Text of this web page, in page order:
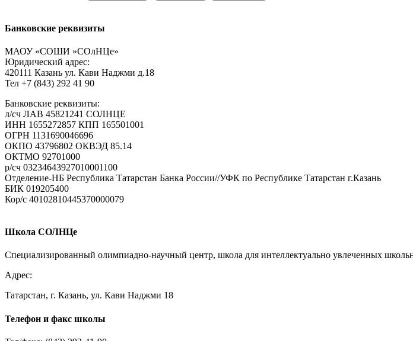
Пользуетесь соц.сетью?
Войти Vkontakte
Ваш e-mail не будет опубликован.Обязательные поля помечены
Имя*
E-mail*
Сайт
Банковские реквизиты
МАОУ «СОШИ »СОлНЦе»
Юридический адрес:
420111 Казань ул. Кави Наджми д.18
Тел +7 (843) 292 41 90
Банковские реквизиты:
л/сч ЛАВ 45821241 СОЛНЦЕ
ИНН 1655272857 КПП 165501001
ОГРН 1131690046696
ОКПО 43796802 ОКВЭД 85.14
ОКТМО 92701000
р/cч 03234643927010001100
Отделение-НБ Республика Татарстан Банка России//УФК по Республике Татарстан г.Казань
БИК 019205400
Кор/с 40102810445370000079
Школа СОЛНЦе
Специализированный олимпиадно-научный центр, школа для интеллектуально увлеченных
Адрес:
Татарстан, г. Казань, ул. Кави Наджми 18
Телефон и факс школы